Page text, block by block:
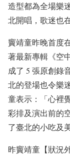
造型都為全場樂
北開唱，歌迷也
竇靖童昨晚首度
著最新專輯《空
成了 5 張原創錄
北的登場也令樂
童表示：「心裡
彩排及演出前的
了臺北的小吃及
昨竇靖童【狀況